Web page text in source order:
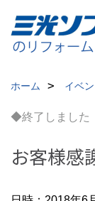
ホーム イベ
◆終了しました
お客様感